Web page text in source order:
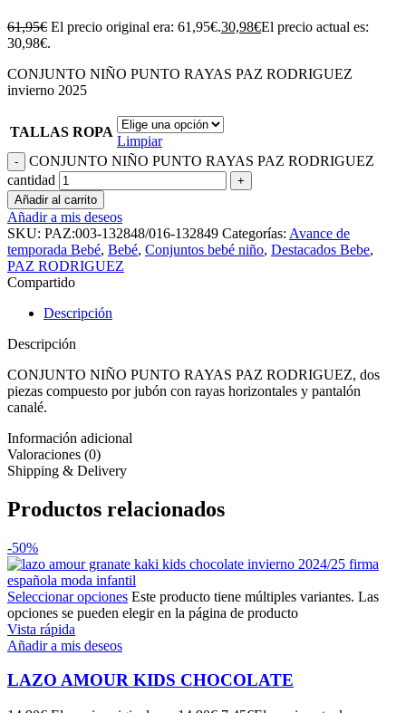
61,95€ El precio original era: 61,95€.30,98€El precio actual es:
30,98€.
CONJUNTO NIÑO PUNTO RAYAS PAZ RODRIGUEZ
invierno 2025
TALLAS ROPA
Limpiar
CONJUNTO NIÑO PUNTO RAYAS PAZ RODRIGUEZ
cantidad
Añadir al carrito
Añadir a mis deseos
SKU: PAZ:003-132848/016-132849 Categorías: Avance de
temporada Bebé, Bebé, Conjuntos bebé niño, Destacados Bebe,
PAZ RODRIGUEZ
Compartido
Descripción
Descripción
CONJUNTO NIÑO PUNTO RAYAS PAZ RODRIGUEZ, dos
piezas compuesto por jubón con rayas horizontales y pantalón
canalé.
Información adicional
Valoraciones (0)
Shipping & Delivery
Productos relacionados
-50%
Seleccionar opciones Este producto tiene múltiples variantes. Las
opciones se pueden elegir en la página de producto
Vista rápida
Añadir a mis deseos
LAZO AMOUR KIDS CHOCOLATE